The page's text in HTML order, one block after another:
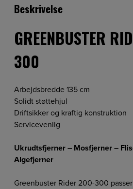
Beskrivelse
GREENBUSTER
300
Arbejdsbredde 135 cm
Solidt støttehjul
Driftsikker og kraftig konstruktion
Servicevenlig
Ukrudtsfjerner – Mosfjerner –
Algefjerner
Greenbuster Rider 200-300